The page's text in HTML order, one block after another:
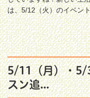
は、5/12（火）のイベン
5/11（月）・5/
スン追...